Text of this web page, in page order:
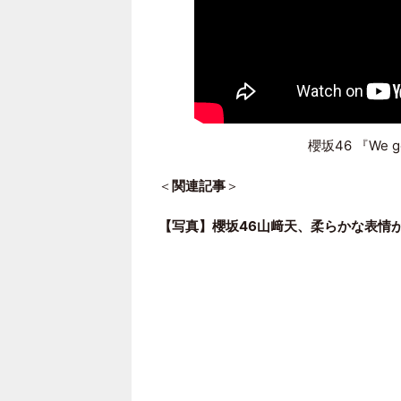
櫻坂46 『We
＜関連記事＞
【写真】櫻坂46山﨑天、柔らかな表情